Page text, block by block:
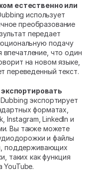
естественно или
использует
преобразование
передает
подачу
впечатление, что один
на новом языке,
переведенный текст.
экспортирует
форматах,
Instagram, LinkedIn и
Вы также можете
и файлы
поддерживающих
таких как функция
YouTube.